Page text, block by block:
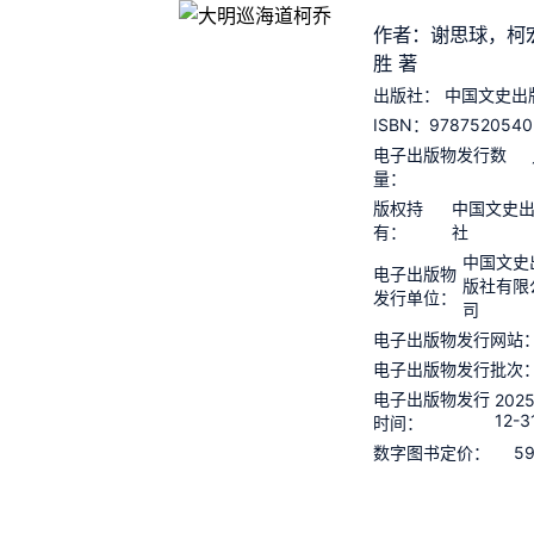
作者：谢思球，柯
胜 著
出版社：
中国文史出
ISBN：
电子出版物发行数
量：
版权持
有：
中国文史
社
电子出版物
发行单位：
中国文史
版社有限
司
电子出版物发行网站
电子出版物发行批次
电子出版物发行
时间：
12-
数字图书定价：